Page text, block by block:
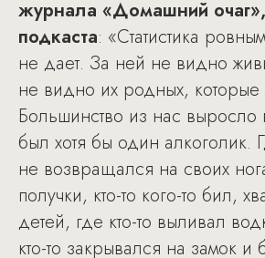
журнала «Домашний
подкаста: «Статистика
не дает. За ней не видно
не видно их родных, которые
Большинство из нас выросло
был хотя бы один алкоголик.
не возвращался на своих
получки, кто-то кого-то бил,
детей, где кто-то выливал
кто-то закрывался на замок и